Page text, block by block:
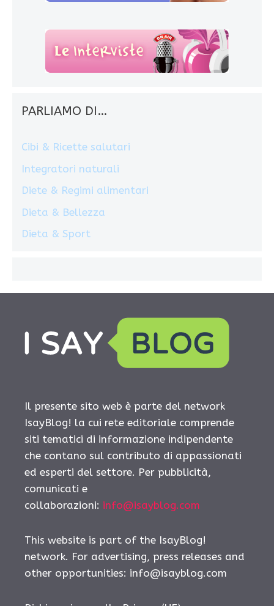
PARLIAMO DI…
Cibi & Ricette salutari
Integratori naturali
Diete & Regimi alimentari
Dieta & Bellezza
Dieta & Sport
Il presente sito web è parte del network
IsayBlog! la cui rete editoriale comprende
siti tematici di informazione indipendente
che contano sul contributo di appassionati
ed esperti del settore. Per pubblicità,
comunicati e
collaborazioni: info@isayblog.com
This website is part of the IsayBlog!
network. For advertising, press releases and
other opportunities: info@isayblog.com